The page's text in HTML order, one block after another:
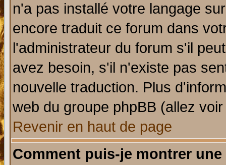
n'a pas installé votre langage
encore traduit ce forum dans
l'administrateur du forum s'il
avez besoin, s'il n'existe pas
nouvelle traduction. Plus
web du groupe phpBB (allez
Revenir en haut de page
Comment puis-je montrer